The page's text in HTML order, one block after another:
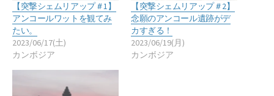
【突撃シェムリアップ＃1】
アンコールワットを観てみ
たい。
2023/06/17(土)
カンボジア
【突撃シェムリアップ＃2】
念願のアンコール遺跡がデ
カすぎる！
2023/06/19(月)
カンボジア